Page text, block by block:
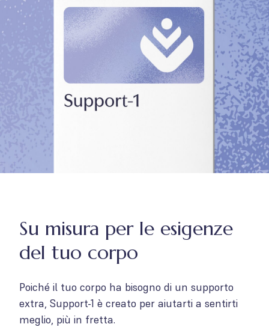
Su misura per le esigenze
del tuo corpo
Poiché il tuo corpo ha bisogno di un supporto
extra, Support-1 è creato per aiutarti a sentirti
meglio, più in fretta.